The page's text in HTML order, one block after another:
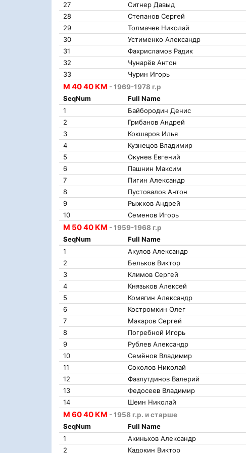
27 Ситнер Давыд
28 Степанов Сергей
29 Толмачев Николай
30 Устименко Александр
31 Фахрисламов Радик
32 Чунарёв Антон
33 Чурин Игорь
М 40 40 КМ - 1969-1978 г.р
SeqNum
Full Name
1
Байбородин Денис
2 Грибанов Андрей
3 Кокшаров Илья
4 Кузнецов Владимир
5 Окунев Евгений
6 Пашнин Максим
7 Пигин Александр
8 Пустовалов Антон
9 Рыжков Андрей
10 Семенов Игорь
М 50 40 КМ - 1959-1968 г.р
SeqNum
Full Name
1
Акулов Александр
2 Бельков Виктор
3 Климов Сергей
4 Князьков Алексей
5 Комягин Александр
6 Костромкин Олег
7 Макаров Сергей
8 Погребной Игорь
9 Рублев Александр
10 Семёнов Владимир
11 Соколов Николай
12 Фазлутдинов Валерий
13 Федосеев Владимир
14 Шеин Николай
М 60 40 КМ - 1958 г.р. и старше
SeqNum
Full Name
1
Акиньхов Александр
2 Кадокин Виктор